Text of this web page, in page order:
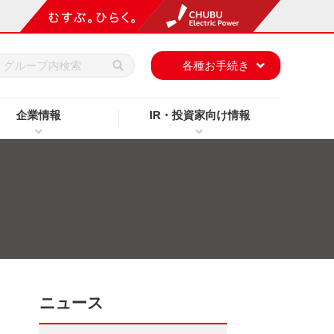
企業情報 IR・投資家向け情報
各種お手続き
ニュース